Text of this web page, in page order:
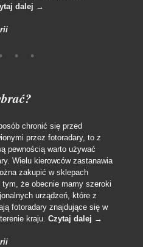
dalej →
chronić się przed
przez fotoradary, to z
pewnością warto używać
Wielu kierowców zastanawia
zakupić w sklepach
że obecnie mamy szeroki
urządzeń, które z
fotoradary znajdujące się w
kraju. Czytaj dalej →